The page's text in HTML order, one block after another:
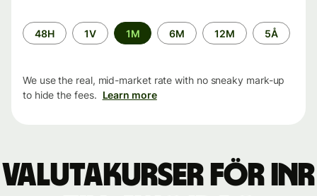
Time
period
48H 1V 1M 6M 12M 5Å
We use the real, mid-market rate with no sneaky mark-up
to hide the fees. Learn more
Valutakurser för INR